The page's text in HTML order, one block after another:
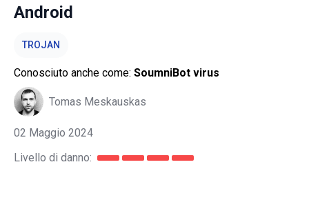
Android
TROJAN
Conosciuto anche come: SoumniBot virus
Tomas Meskauskas
02 Maggio 2024
Livello di danno: